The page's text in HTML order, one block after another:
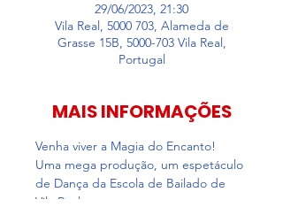
29/06/2023, 21:30
Vila Real, 5000 703, Alameda de
Grasse 15B, 5000-703 Vila Real,
Portugal
MAIS INFORMAÇÕES
Venha viver a Magia do Encanto!
Uma mega produção, um espetáculo
de Dança da Escola de Bailado de
Vila Real.